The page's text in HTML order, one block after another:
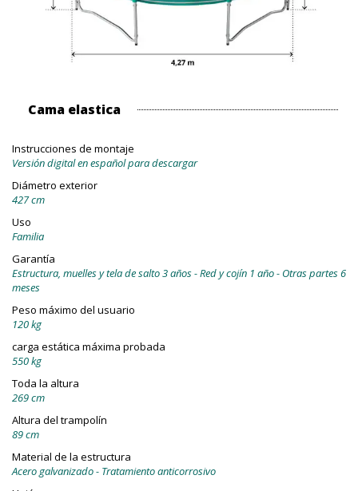
Cama elastica
Instrucciones de montaje
Versión digital en español para descargar
Diámetro exterior
427 cm
Uso
Familia
Garantía
Estructura, muelles y tela de salto 3 años - Red y cojín 1 año - Otras partes 6
meses
Peso máximo del usuario
120 kg
carga estática máxima probada
550 kg
Toda la altura
269 cm
Altura del trampolín
89 cm
Material de la estructura
Acero galvanizado - Tratamiento anticorrosivo